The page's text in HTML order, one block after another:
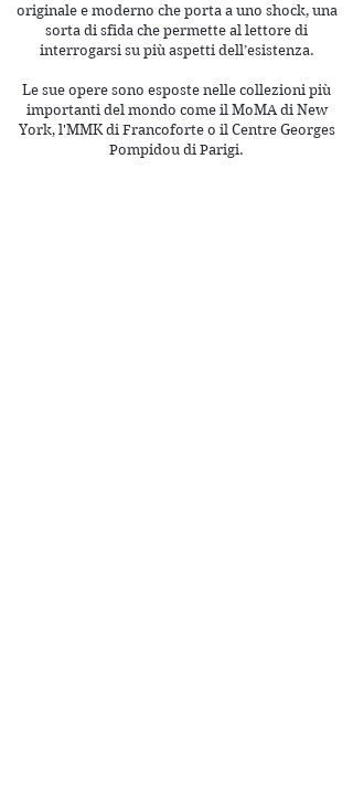
originale e moderno che porta a uno shock, una
sorta di sfida che permette al lettore di
interrogarsi su più aspetti dell’esistenza.
Le sue opere sono esposte nelle collezioni più
importanti del mondo come il MoMA di New
York, l'MMK di Francoforte o il Centre Georges
Pompidou di Parigi.